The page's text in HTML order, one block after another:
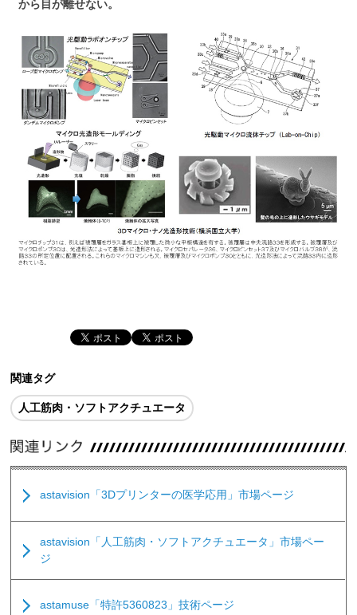
から目が離せない。
関連タグ
人工筋肉・ソフトアクチュエータ
astavision「3Dプリンターの医学応用」市場ページ
astavision「人工筋肉・ソフトアクチュエータ」市場ペー
ジ
astamuse「特許5360823」技術ページ